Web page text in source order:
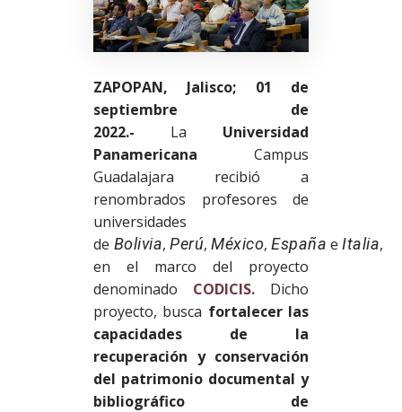
ZAPOPAN, Jalisco; 01 de
septiembre de
2022.- La Universidad
Panamericana Campus
Guadalajara recibió a
renombrados profesores de
universidades
de Bolivia, Perú, México, España e Italia,
en el marco del proyecto
denominado CODICIS. Dicho
proyecto, busca fortalecer las
capacidades de la
recuperación y conservación
del patrimonio documental y
bibliográfico de